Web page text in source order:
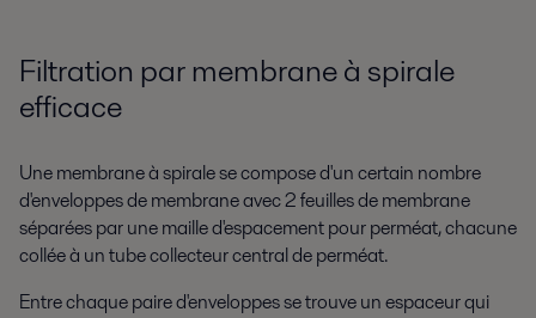
Filtration par membrane à spirale
efficace
Une membrane à spirale se compose d'un certain nombre
d'enveloppes de membrane avec 2 feuilles de membrane
séparées par une maille d'espacement pour perméat, chacune
collée à un tube collecteur central de perméat.
Entre chaque paire d'enveloppes se trouve un espaceur qui